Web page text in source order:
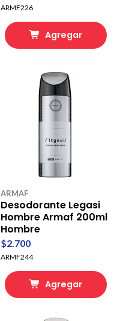
ARMF226
Agregar
ARMAF
Desodorante Legasi
Hombre Armaf 200ml
Hombre
$2.700
ARMF244
Agregar